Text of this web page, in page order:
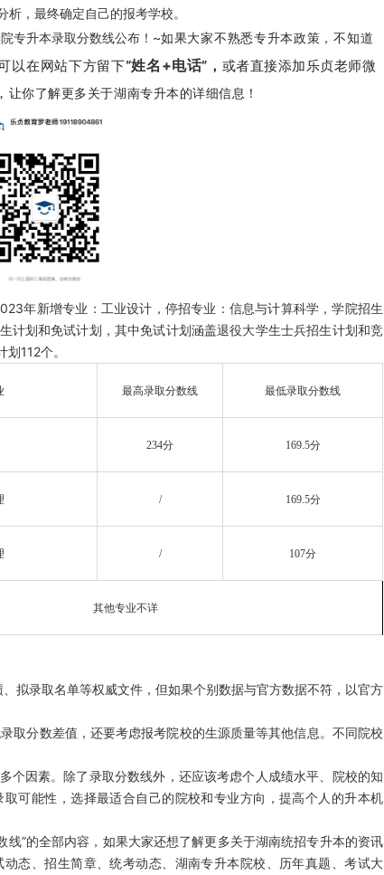
，最终确定自己的报考学校。
专升本录取分数线公布！~如果大家不熟悉专升本政策，不知道
以在网站下方留下“姓名+电话”， 或者直接添加乐贞老师微
让你了解更多关于湖南专升本的详细信息！
年新增专业：工业设计，停招专业：信息与计算科学，学院招生
计划和免试计划，其中免试计划涵盖退役大学生士兵招生计划和竞
112个。
最高录取分数线 最低录取分数线
234分 169.5分
/ 169.5分
/ 107分
其他专业不详
录取名单等权威文件，但如果个别数据与官方数据不符，以官方
分数差值，还要考虑报考院校的生源质量等其他信息。不同院校
因素。除了录取分数线外，还应该考虑个人成绩水平、院校的知
可能性，选择最适合自己的院校和专业方向，提高个人的升本机
”的全部内容，如果大家还想了解更多关于湖南统招专升本的资讯
态、招生简章、统考动态、湖南专升本院校、历年真题、考试大